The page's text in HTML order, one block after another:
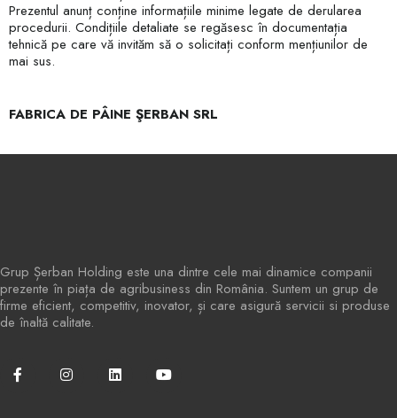
Prezentul anunț conține informațiile minime legate de derularea
procedurii. Condițiile detaliate se regăsesc în documentația
tehnică pe care vă invităm să o solicitați conform mențiunilor de
mai sus.
FABRICA DE PÂINE ŞERBAN SRL
Grup Șerban Holding este una dintre cele mai dinamice companii
prezente în piața de agribusiness din România. Suntem un grup de
firme eficient, competitiv, inovator, și care asigură servicii si produse
de înaltă calitate.